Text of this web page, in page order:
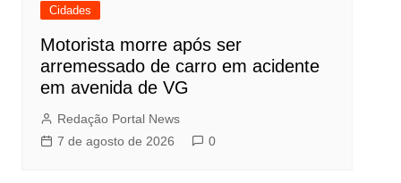
Cidades
Motorista morre após ser
arremessado de carro em acidente
em avenida de VG
Redação Portal News
7 de agosto de 2026
0